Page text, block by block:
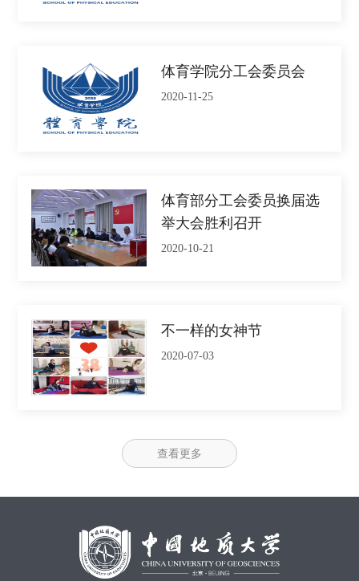
体育学院分工会委员会
2020-11-25
体育部分工会委员换届选
举大会胜利召开
2020-10-21
不一样的女神节
2020-07-03
查看更多